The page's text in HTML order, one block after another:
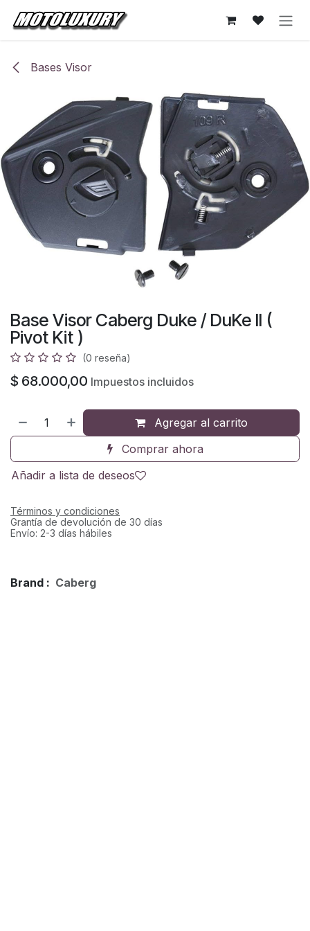
Ir al contenido
Bases Visor
Base Visor Caberg Duke / DuKe II (
Pivot Kit )
(0 reseña)
$ 68.000,00 Impuestos incluidos
Agregar al carrito
Comprar ahora
Añadir a lista de deseos
Términos y condiciones
Grantía de devolución de 30 días
Envío: 2-3 días hábiles
Brand : Caberg